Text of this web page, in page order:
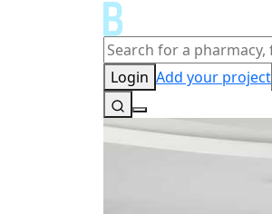
Login Add your project